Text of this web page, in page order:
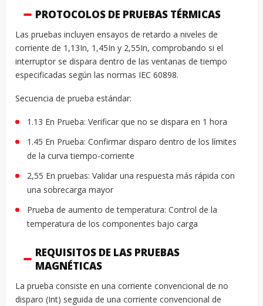
PROTOCOLOS DE PRUEBAS TÉRMICAS
Las pruebas incluyen ensayos de retardo a niveles de
corriente de 1,13In, 1,45In y 2,55In, comprobando si el
interruptor se dispara dentro de las ventanas de tiempo
especificadas según las normas IEC 60898.
Secuencia de prueba estándar:
1.13 En Prueba: Verificar que no se dispara en 1 hora
1.45 En Prueba: Confirmar disparo dentro de los límites
de la curva tiempo-corriente
2,55 En pruebas: Validar una respuesta más rápida con
una sobrecarga mayor
Prueba de aumento de temperatura: Control de la
temperatura de los componentes bajo carga
REQUISITOS DE LAS PRUEBAS
MAGNÉTICAS
La prueba consiste en una corriente convencional de no
disparo (Int) seguida de una corriente convencional de